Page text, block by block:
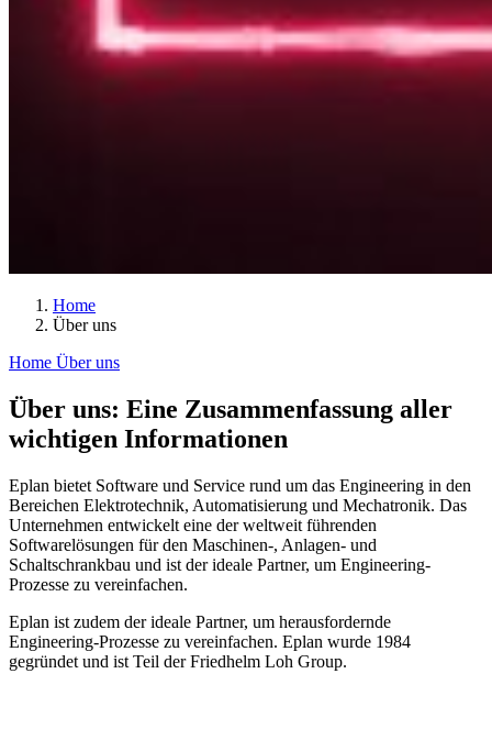
Home
Über uns
Home Über uns
Über uns: Eine Zusammenfassung aller
wichtigen Informationen
Eplan bietet Software und Service rund um das Engineering in den
Bereichen Elektrotechnik, Automatisierung und Mechatronik. Das
Unternehmen entwickelt eine der weltweit führenden
Softwarelösungen für den Maschinen-, Anlagen- und
Schaltschrankbau und ist der ideale Partner, um Engineering-
Prozesse zu vereinfachen.
Eplan ist zudem der ideale Partner, um herausfordernde
Engineering-Prozesse zu vereinfachen. Eplan wurde 1984
gegründet und ist Teil der Friedhelm Loh Group.